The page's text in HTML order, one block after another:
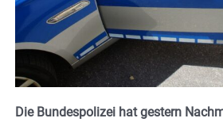
Die Bundespolizei hat gestern